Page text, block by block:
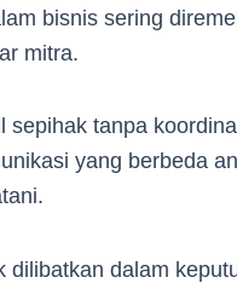
bisnis sering
mitra.
sepihak tanpa
yang berbeda
dilibatkan dalam